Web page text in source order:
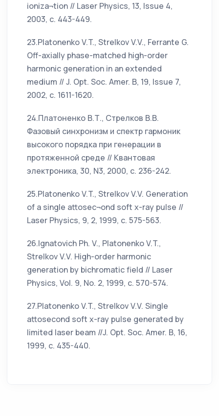
ioniza¬tion // Laser Physics, 13, Issue 4,
2003, c. 443-449.
23.Platonenko V.T., Strelkov V.V., Ferrante G.
Off-axially phase-matched high-order
harmonic generation in an extended
medium // J. Opt. Soc. Amer. B, 19, Issue 7,
2002, c. 1611-1620.
24.Платоненко В.Т., Стрелков В.В.
Фазовый синхронизм и спектр гармоник
высокого порядка при генерации в
протяженной среде // Квантовая
электроника, 30, N3, 2000, с. 236-242.
25.Platonenko V.T., Strelkov V.V. Generation
of a single attosec¬ond soft x-ray pulse //
Laser Physics, 9, 2, 1999, c. 575-563.
26.Ignatovich Ph. V., Platonenko V.T.,
Strelkov V.V. High-order harmonic
generation by bichromatic field // Laser
Physics, Vol. 9, No. 2, 1999, c. 570-574.
27.Platonenko V.T., Strelkov V.V. Single
attosecond soft x-ray pulse generated by
limited laser beam //J. Opt. Soc. Amer. B, 16,
1999, c. 435-440.